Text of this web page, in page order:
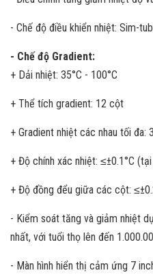
- Chế độ điều khiển nhiệt: Sim-
- Chế độ Gradient:
+ Dải nhiệt: 35°C - 100°C
+ Thể tích gradient: 12 cột
+ Gradient nhiệt các nhau tối đa:
+ Độ chính xác nhiệt: ≤±0.1°C
+ Độ đồng đểu giữa các cột:
- Kiểm soát tăng và giảm nhiệt
nhất, với tuổi thọ lên đến
- Màn hình hiển thị cảm ứng 7